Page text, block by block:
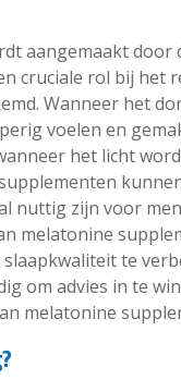
aangemaakt door
cruciale rol bij het
Wanneer het
voelen en
het licht
nuttig zijn voor
melatonine
te
om advies in te
melatonine